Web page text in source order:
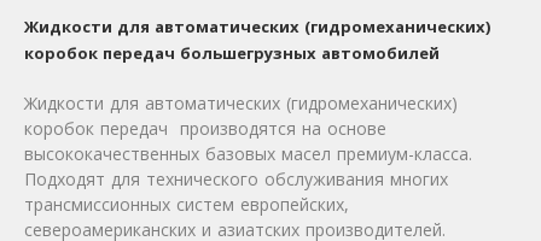
Жидкости для автоматических (гидромеханических)
коробок передач большегрузных автомобилей
Жидкости для автоматических (гидромеханических)
коробок передач производятся на основе
высококачественных базовых масел премиум-класса.
Подходят для технического обслуживания многих
трансмиссионных систем европейских,
североамериканских и азиатских производителей.